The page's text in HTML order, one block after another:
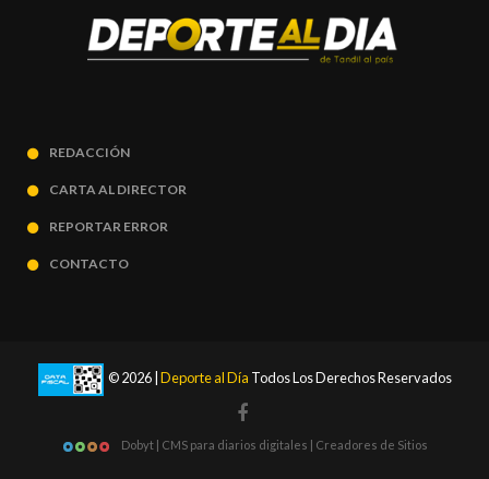
REDACCIÓN
CARTA AL DIRECTOR
REPORTAR ERROR
CONTACTO
© 2026 | Deporte al Día Todos Los Derechos Reservados
Dobyt | CMS para diarios digitales | Creadores de Sitios